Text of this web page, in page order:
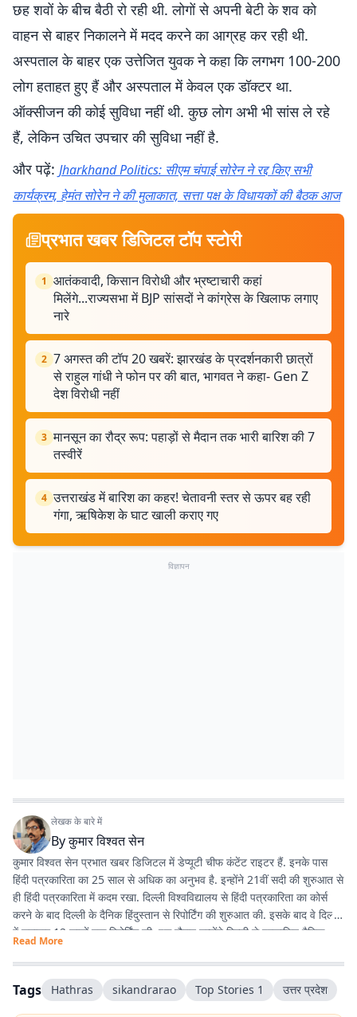
छह शवों के बीच बैठी रो रही थी. लोगों से अपनी बेटी के शव को
वाहन से बाहर निकालने में मदद करने का आग्रह कर रही थी.
अस्पताल के बाहर एक उत्तेजित युवक ने कहा कि लगभग 100-200
लोग हताहत हुए हैं और अस्पताल में केवल एक डॉक्टर था.
ऑक्सीजन की कोई सुविधा नहीं थी. कुछ लोग अभी भी सांस ले रहे
हैं, लेकिन उचित उपचार की सुविधा नहीं है.
और पढ़ें: Jharkhand Politics: सीएम चंपाई सोरेन ने रद्द किए सभी
कार्यक्रम, हेमंत सोरेन ने की मुलाकात, सत्ता पक्ष के विधायकों की बैठक आज
प्रभात खबर डिजिटल टॉप स्टोरी
1 आतंकवादी, किसान विरोधी और भ्रष्टाचारी कहां
मिलेंगे...राज्यसभा में BJP सांसदों ने कांग्रेस के खिलाफ लगाए
नारे
2 7 अगस्त की टॉप 20 खबरें: झारखंड के प्रदर्शनकारी छात्रों
से राहुल गांधी ने फोन पर की बात, भागवत ने कहा- Gen Z
देश विरोधी नहीं
3 मानसून का रौद्र रूप: पहाड़ों से मैदान तक भारी बारिश की 7
तस्वीरें
4 उत्तराखंड में बारिश का कहर! चेतावनी स्तर से ऊपर बह रही
गंगा, ऋषिकेश के घाट खाली कराए गए
विज्ञापन
लेखक के बारे में
Byकुमार विश्वत सेन
कुमार विश्वत सेन प्रभात खबर डिजिटल में डेप्यूटी चीफ कंटेंट राइटर हैं. इनके पास
हिंदी पत्रकारिता का 25 साल से अधिक का अनुभव है. इन्होंने 21वीं सदी की शुरुआत से
ही हिंदी पत्रकारिता में कदम रखा. दिल्ली विश्वविद्यालय से हिंदी पत्रकारिता का कोर्स
करने के बाद दिल्ली के दैनिक हिंदुस्तान से रिपोर्टिंग की शुरुआत की. इसके बाद वे दिल्ली
में लगातार 12 सालों तक रिपोर्टिंग की. इस दौरान उन्होंने दिल्ली से प्रकाशित दैनिक
हिंदुस्तान दैनिक जागरण, देशबंधु जैसे प्रतिष्ठित अखबारों के साथ कई साप्ताहिक
अखबारों के लिए भी रिपोर्टिंग की. 2013 में वे प्रभात खबर आए. तब से वे प्रिंट मीडिया
के साथ फिलहाल पिछले 10 सालों से प्रभात खबर डिजिटल में अपनी सेवाएं दे रहे हैं.
इन्होंने अपने करियर के शुरुआती दिनों में ही राजस्थान में होने वाली हिंदी पत्रकारिता के
Read More
Tags Hathras sikandrarao Top Stories 1 उत्तर प्रदेश